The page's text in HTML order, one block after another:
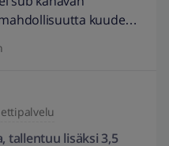
kuuden
finaalippeli venyy
talteen?
tallentuu lisäksi 3,5